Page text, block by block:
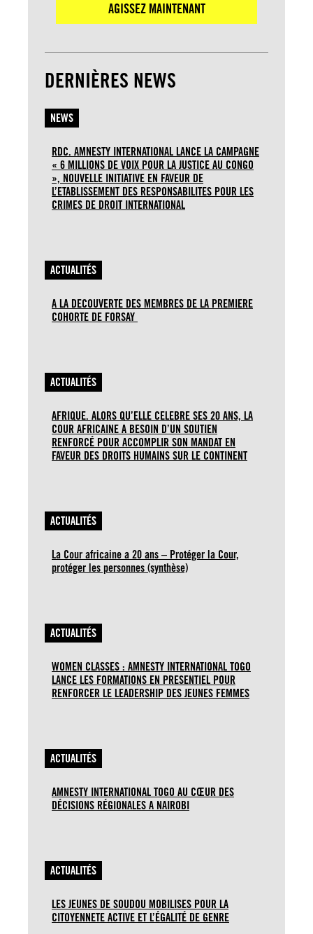
AGISSEZ MAINTENANT
DERNIÈRES NEWS
NEWS
RDC. AMNESTY INTERNATIONAL LANCE LA CAMPAGNE
« 6 MILLIONS DE VOIX POUR LA JUSTICE AU CONGO
», NOUVELLE INITIATIVE EN FAVEUR DE
L’ETABLISSEMENT DES RESPONSABILITES POUR LES
CRIMES DE DROIT INTERNATIONAL
ACTUALITÉS
A LA DECOUVERTE DES MEMBRES DE LA PREMIERE
COHORTE DE FORSAY
ACTUALITÉS
AFRIQUE. ALORS QU’ELLE CELEBRE SES 20 ANS, LA
COUR AFRICAINE A BESOIN D’UN SOUTIEN
RENFORCÉ POUR ACCOMPLIR SON MANDAT EN
FAVEUR DES DROITS HUMAINS SUR LE CONTINENT
ACTUALITÉS
La Cour africaine a 20 ans – Protéger la Cour,
protéger les personnes (synthèse)
ACTUALITÉS
WOMEN CLASSES : AMNESTY INTERNATIONAL TOGO
LANCE LES FORMATIONS EN PRESENTIEL POUR
RENFORCER LE LEADERSHIP DES JEUNES FEMMES
ACTUALITÉS
AMNESTY INTERNATIONAL TOGO AU CŒUR DES
DÉCISIONS RÉGIONALES A NAIROBI
ACTUALITÉS
LES JEUNES DE SOUDOU MOBILISES POUR LA
CITOYENNETE ACTIVE ET L’ÉGALITÉ DE GENRE